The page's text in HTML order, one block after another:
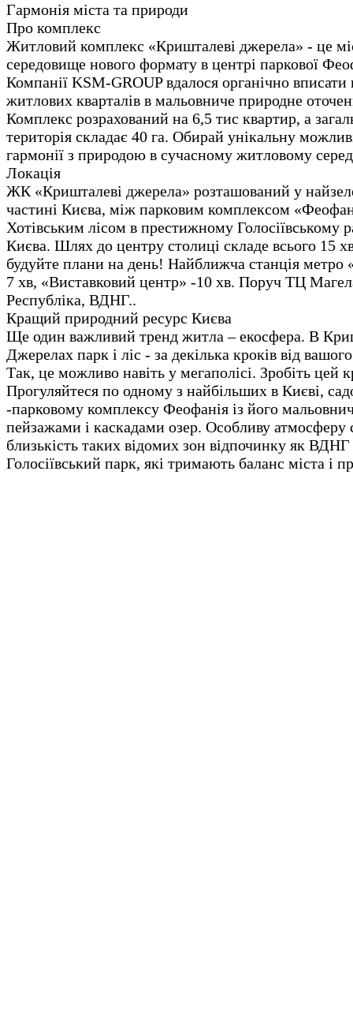
Гармонія міста та природи
Про комплекс
Житловий комплекс «Кришталеві джерела» - це
середовище нового формату в центрі паркової
Компанії KSM-GROUP вдалося органічно вписати
житлових кварталів в мальовниче природне
Комплекс розрахований на 6,5 тис квартир, а
територія складає 40 га. Обирай унікальну
гармонії з природою в сучасному житловому
Локація
ЖК «Кришталеві джерела» розташований у
частині Києва, між парковим комплексом
Хотівським лісом в престижному Голосіївському
Києва. Шлях до центру столиці складе всього 15
будуйте плани на день! Найближча станція метро
7 хв, «Виставковий центр» -10 хв. Поруч ТЦ
Республіка, ВДНГ..
Кращий природний ресурс Києва
Ще один важливий тренд житла – екосфера. В
Джерелах парк і ліс - за декілька кроків від
Так, це можливо навіть у мегаполісі. Зробіть цей
Прогуляйтеся по одному з найбільших в Києві,
-парковому комплексу Феофанія із його
пейзажами і каскадами озер. Особливу атмосферу
близькість таких відомих зон відпочинку як ВДНГ
Голосіївський парк, які тримають баланс міста і